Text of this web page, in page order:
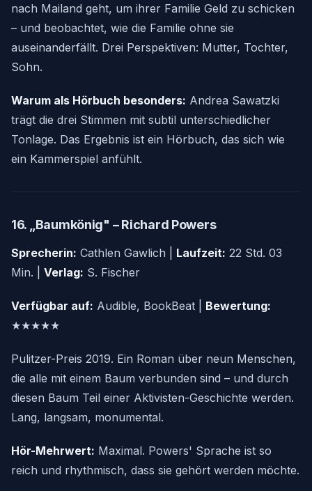
nach Mailand geht, um ihrer Familie Geld zu schicken
– und beobachtet, wie die Familie ohne sie
auseinanderfällt. Drei Perspektiven: Mutter, Tochter,
Sohn.
Warum als Hörbuch besonders: Andrea Sawatzki
trägt die drei Stimmen mit subtil unterschiedlicher
Tonlage. Das Ergebnis ist ein Hörbuch, das sich wie
ein Kammerspiel anfühlt.
16. „Baumkönig" – Richard Powers
Sprecherin: Cathlen Gawlich | Laufzeit: 22 Std. 03
Min. | Verlag: S. Fischer
Verfügbar auf: Audible, BookBeat | Bewertung:
★★★★★
Pulitzer-Preis 2019. Ein Roman über neun Menschen,
die alle mit einem Baum verbunden sind – und durch
diesen Baum Teil einer Aktivisten-Geschichte werden.
Lang, langsam, monumental.
Hör-Mehrwert: Maximal. Powers' Sprache ist so
reich und rhythmisch, dass sie gehört werden möchte.